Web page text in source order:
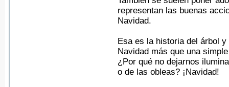
representan las buenas
Navidad.
Esa es la historia del árbol
Navidad más que una
¿Por qué no dejarnos
o de las obleas? ¡Navidad!